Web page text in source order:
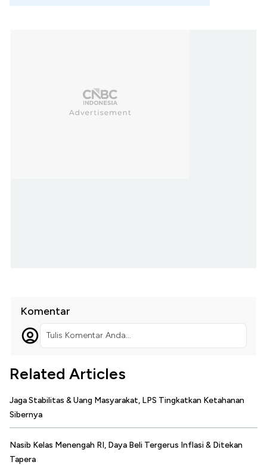
Komentar
Tulis Komentar Anda...
Related Articles
Jaga Stabilitas & Uang Masyarakat, LPS Tingkatkan Ketahanan
Sibernya
Nasib Kelas Menengah RI, Daya Beli Tergerus Inflasi & Ditekan
Tapera